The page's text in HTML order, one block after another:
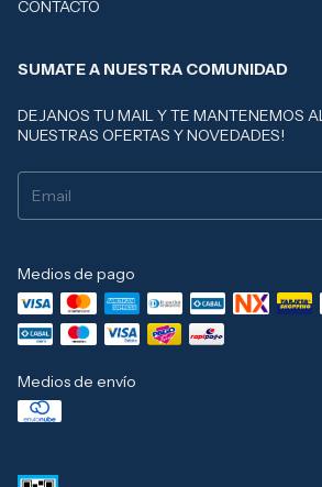
CONTACTO
SUMATE A NUESTRA COMUNIDAD
DEJANOS TU MAIL Y TE MANTENEMOS
NUESTRAS OFERTAS Y NOVEDADES!
Medios de pago
Medios de envío